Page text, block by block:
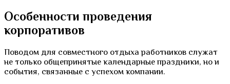
Особенности проведения
корпоративов
Поводом для совместного отдыха работников служат
не только общепринятые календарные праздники, но и
события, связанные с успехом компании.